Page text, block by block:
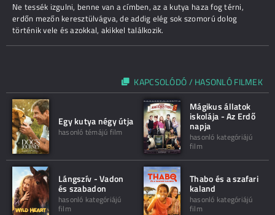
Ne tessék izgulni, benne van a címben, az a kutya haza fog térni,
erdőn mezőn keresztülvágva, de addig elég sok szomorú dolog
történik vele és azokkal, akikkel találkozik.
KAPCSOLÓDÓ / HASONLÓ FILMEK
Egy kutya négy útja
hasonló témájú film
Mágikus állatok
iskolája - Az Erdő
napja
hasonló kategóriájú
film
Lángszív - Vadon
és szabadon
hasonló kategóriájú
film
Thabo és a szafari
kaland
hasonló kategóriájú
film